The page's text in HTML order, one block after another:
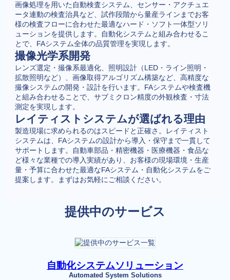
画像処理を用いた自動検査システム、センサー・アクチュエ
ータ連動の検査治具など、試作段階から量産ラインまでお客
様の検査フローに合わせた最適なハード・ソフト一体型ソリ
ューションを提供します。自動化システムと組み合わせるこ
とで、FAシステム全体の品質管理を実現します。
撮像光学系開発
レンズ選定・撮像系最適化、照明設計（LED・ライン照明・
拡散照明など）、画像取得アルゴリズム構築など、高精度な
撮像システムの開発・設計を行います。FAシステムや検査機
と組み合わせることで、サブミクロン精度の外観検査・寸法
測定を実現します。
レイティストシステムが選ばれる理由
製造現場に求められるのはスピードと正確さ。レイティスト
システムは、FAシステムの設計から導入・保守まで一貫して
サポートします。自動車部品・精密機器・医療機器・食品な
ど様々な業種での導入実績があり、お客様の現場環境・生産
量・予算に合わせた最適なFAシステム・自動化システムをご
提案します。まずはお気軽にご相談ください。
提供中のサービス
自動化システムソリューション
Automated System Solutions